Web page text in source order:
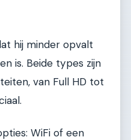
hij minder opvalt
is. Beide types zijn
van Full HD tot
WiFi of een